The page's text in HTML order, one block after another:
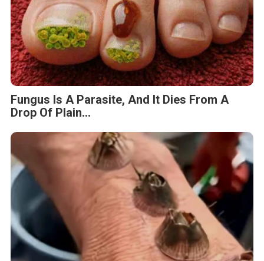
Fungus Is A Parasite, And It Dies From A
Drop Of Plain...